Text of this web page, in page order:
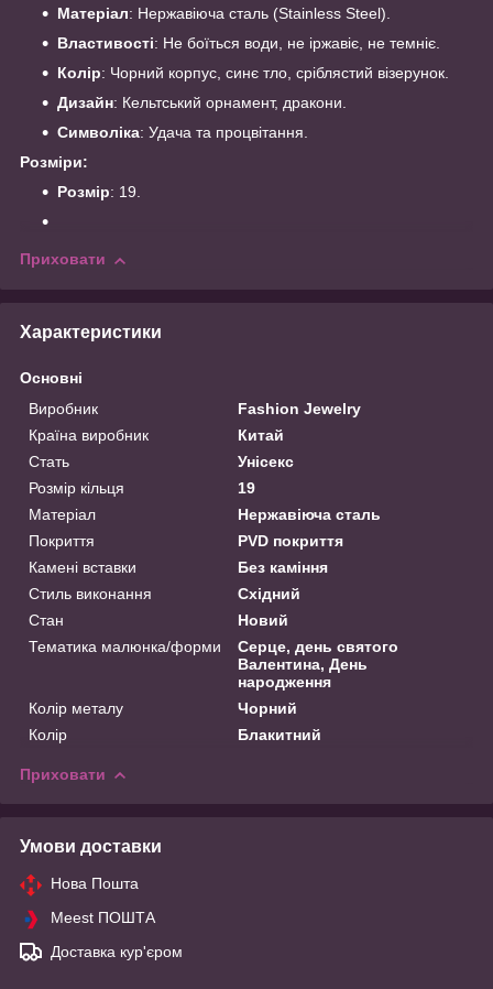
Матеріал: Нержавіюча сталь (Stainless Steel).
Властивості: Не боїться води, не іржавіє, не темніє.
Колір: Чорний корпус, синє тло, сріблястий візерунок.
Дизайн: Кельтський орнамент, дракони.
Символіка: Удача та процвітання.
Розміри:
Розмір: 19.
Приховати
Характеристики
Основні
Виробник
Fashion Jewelry
Країна виробник
Китай
Стать
Унісекс
Розмір кільця
19
Матеріал
Нержавіюча сталь
Покриття
PVD покриття
Камені вставки
Без каміння
Стиль виконання
Східний
Стан
Новий
Тематика малюнка/форми
Серце, день святого
Валентина, День
народження
Колір металу
Чорний
Колір
Блакитний
Приховати
Умови доставки
Нова Пошта
Meest ПОШТА
Доставка кур'єром